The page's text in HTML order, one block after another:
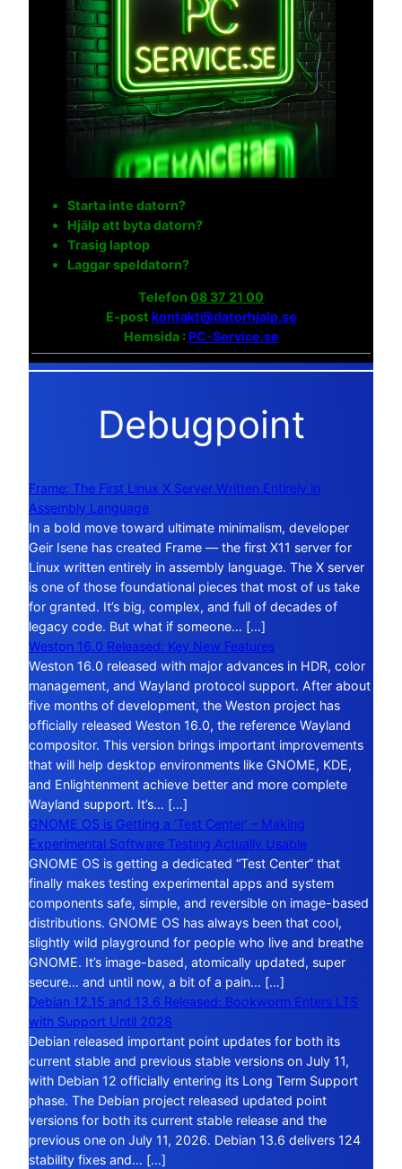
Starta inte datorn?
Hjälp att byta datorn?
Trasig laptop
Laggar speldatorn?
Telefon 08 37 21 00
E-post kontakt@datorhjalp.se
Hemsida :PC-Service.se
Debugpoint
Frame: The First Linux X Server Written Entirely in
Assembly Language
In a bold move toward ultimate minimalism, developer
Geir Isene has created Frame — the first X11 server for
Linux written entirely in assembly language. The X server
is one of those foundational pieces that most of us take
for granted. It’s big, complex, and full of decades of
legacy code. But what if someone… […]
Weston 16.0 Released: Key New Features
Weston 16.0 released with major advances in HDR, color
management, and Wayland protocol support. After about
five months of development, the Weston project has
officially released Weston 16.0, the reference Wayland
compositor. This version brings important improvements
that will help desktop environments like GNOME, KDE,
and Enlightenment achieve better and more complete
Wayland support. It’s… […]
GNOME OS is Getting a ‘Test Center’ – Making
Experimental Software Testing Actually Usable
GNOME OS is getting a dedicated “Test Center” that
finally makes testing experimental apps and system
components safe, simple, and reversible on image-based
distributions. GNOME OS has always been that cool,
slightly wild playground for people who live and breathe
GNOME. It’s image-based, atomically updated, super
secure… and until now, a bit of a pain… […]
Debian 12.15 and 13.6 Released: Bookworm Enters LTS
with Support Until 2028
Debian released important point updates for both its
current stable and previous stable versions on July 11,
with Debian 12 officially entering its Long Term Support
phase. The Debian project released updated point
versions for both its current stable release and the
previous one on July 11, 2026. Debian 13.6 delivers 124
stability fixes and… […]